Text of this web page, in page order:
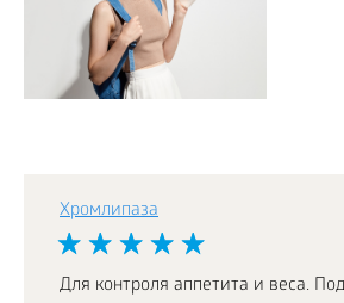
Хромлипаза
Для контроля аппетита и веса.